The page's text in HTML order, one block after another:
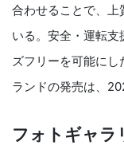
合わせることで、上
いる。安全・運転
ズフリーを可能に
ランドの発売は、
フォトギャラ